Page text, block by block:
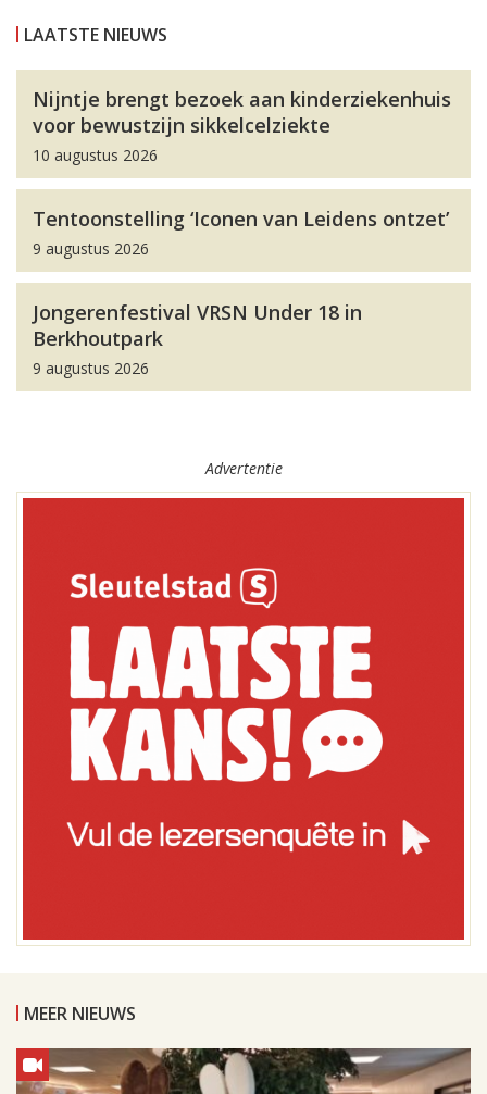
LAATSTE NIEUWS
Nijntje brengt bezoek aan kinderziekenhuis
voor bewustzijn sikkelcelziekte
10 augustus 2026
Tentoonstelling ‘Iconen van Leidens ontzet’
9 augustus 2026
Jongerenfestival VRSN Under 18 in
Berkhoutpark
9 augustus 2026
Advertentie
MEER NIEUWS